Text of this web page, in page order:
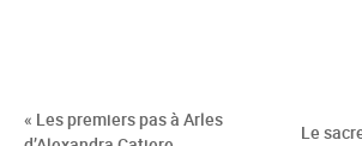
« Les premiers pas à Arles
Le